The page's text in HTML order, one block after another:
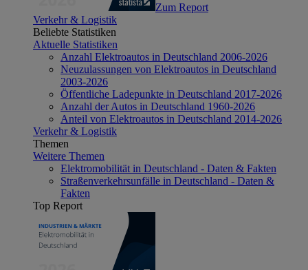
Zum Report
Verkehr & Logistik
Beliebte Statistiken
Aktuelle Statistiken
Anzahl Elektroautos in Deutschland 2006-2026
Neuzulassungen von Elektroautos in Deutschland
2003-2026
Öffentliche Ladepunkte in Deutschland 2017-2026
Anzahl der Autos in Deutschland 1960-2026
Anteil von Elektroautos in Deutschland 2014-2026
Verkehr & Logistik
Themen
Weitere Themen
Elektromobilität in Deutschland - Daten & Fakten
Straßenverkehrsunfälle in Deutschland - Daten &
Fakten
Top Report